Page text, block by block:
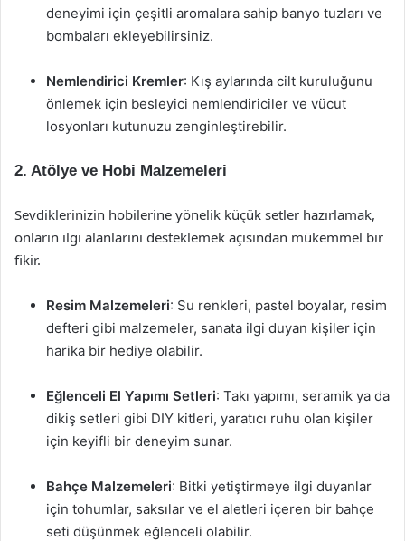
deneyimi için çeşitli aromalara sahip banyo tuzları ve
bombaları ekleyebilirsiniz.
Nemlendirici Kremler: Kış aylarında cilt kuruluğunu
önlemek için besleyici nemlendiriciler ve vücut
losyonları kutunuzu zenginleştirebilir.
2. Atölye ve Hobi Malzemeleri
Sevdiklerinizin hobilerine yönelik küçük setler hazırlamak,
onların ilgi alanlarını desteklemek açısından mükemmel bir
fikir.
Resim Malzemeleri: Su renkleri, pastel boyalar, resim
defteri gibi malzemeler, sanata ilgi duyan kişiler için
harika bir hediye olabilir.
Eğlenceli El Yapımı Setleri: Takı yapımı, seramik ya da
dikiş setleri gibi DIY kitleri, yaratıcı ruhu olan kişiler
için keyifli bir deneyim sunar.
Bahçe Malzemeleri: Bitki yetiştirmeye ilgi duyanlar
için tohumlar, saksılar ve el aletleri içeren bir bahçe
seti düşünmek eğlenceli olabilir.